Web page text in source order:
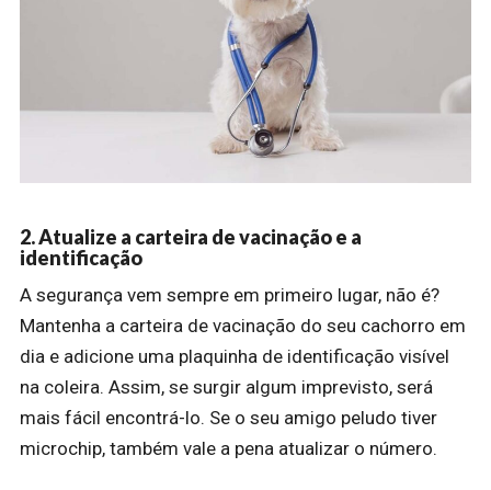
2. Atualize a carteira de vacinação e a
identificação
A segurança vem sempre em primeiro lugar, não é?
Mantenha a carteira de vacinação do seu cachorro em
dia e adicione uma plaquinha de identificação visível
na coleira. Assim, se surgir algum imprevisto, será
mais fácil encontrá-lo. Se o seu amigo peludo tiver
microchip, também vale a pena atualizar o número.